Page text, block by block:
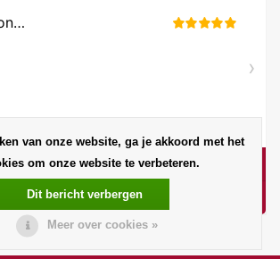
van onze website, ga je akkoord met het
om onze website te verbeteren.
Dit bericht verbergen
Meer over cookies »